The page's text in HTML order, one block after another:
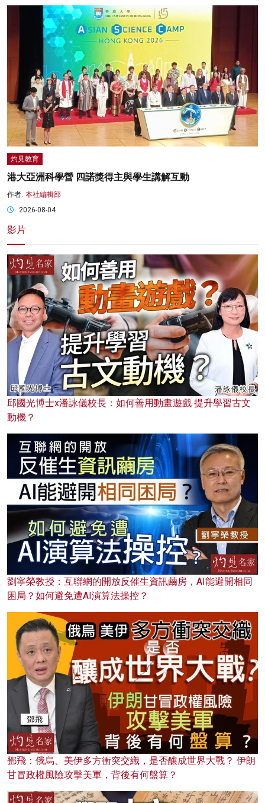
灼見教育
港大亞洲科學營 四諾獎得主與學生講解互動
作者: 本社編輯部
2026-08-04
影片
邱國光博士x潘詠儀校長：如何善用動畫遊戲 提升學習古文
動機？
劉寧榮教授：互聯網的開放反催生資訊繭房，AI能避開相同
困局？如何避免遭AI演算法操控？
鄧飛：俄烏、美伊多方衝突交織，是否釀成世界大戰？ 伊朗
甘冒政權風險攻擊美軍，背後有何盤算？